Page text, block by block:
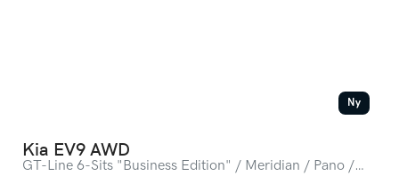
Ny
Kia EV9 AWD
GT-Line 6-Sits "Business Edition" / Meridian / Pano /